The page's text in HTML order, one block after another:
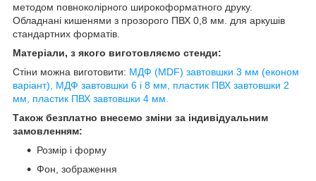
методом повноколірного широкоформатного друку.
Обладнані кишенями з прозорого ПВХ 0,8 мм. для аркушів
стандартних форматів.
Матеріали, з якого виготовляємо стенди:
Стіни можна виготовити: МДФ (MDF) завтовшки 3 мм (економ
варіант), МДФ завтовшки 6 і 8 мм, пластик ПВХ завтовшки 2
мм, пластик ПВХ завтовшки 4 мм.
Також безплатно внесемо зміни за індивідуальним
замовленням:
Розмір і форму
Фон, зображення